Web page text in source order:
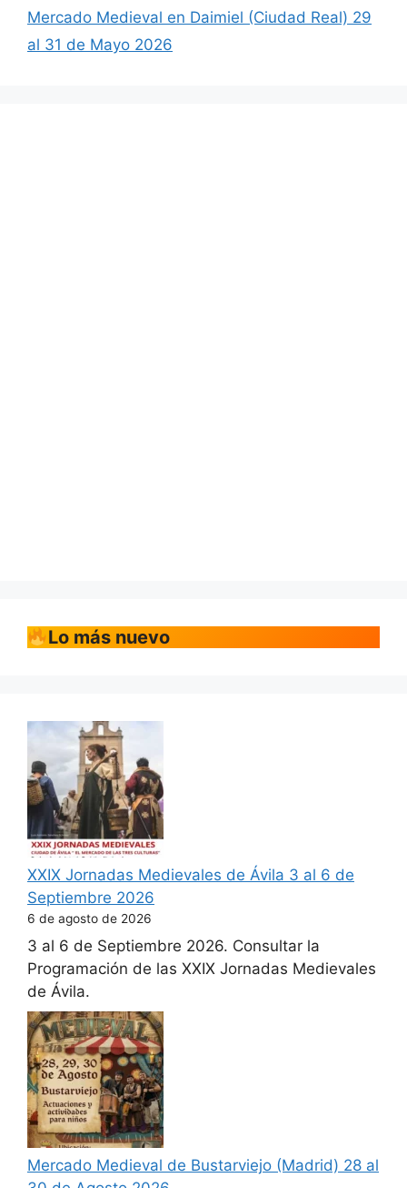
Mercado Medieval en Daimiel (Ciudad Real) 29
al 31 de Mayo 2026
Lo más nuevo
XXIX Jornadas Medievales de Ávila 3 al 6 de
Septiembre 2026
6 de agosto de 2026
3 al 6 de Septiembre 2026. Consultar la
Programación de las XXIX Jornadas Medievales
de Ávila.
Mercado Medieval de Bustarviejo (Madrid) 28 al